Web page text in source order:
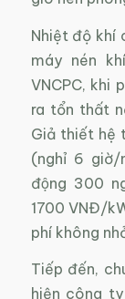
Nhiệt độ khí
máy nén
VNCPC, khi
ra tổn thất
Giả thiết hệ
(nghỉ 6 giờ/
động 300
1700 VNĐ/
phí không
Tiếp đến,
hiện công